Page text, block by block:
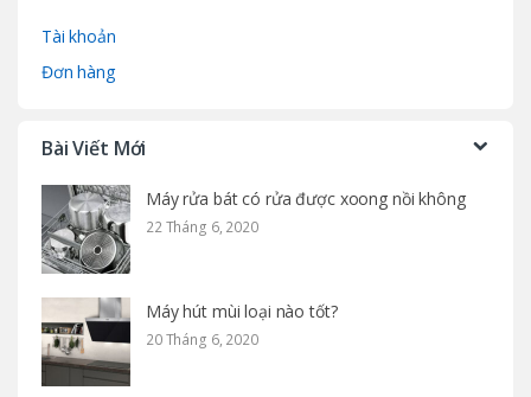
Tài khoản
Đơn hàng
Bài Viết Mới
Máy rửa bát có rửa được xoong nồi không
22 Tháng 6, 2020
Máy hút mùi loại nào tốt?
20 Tháng 6, 2020